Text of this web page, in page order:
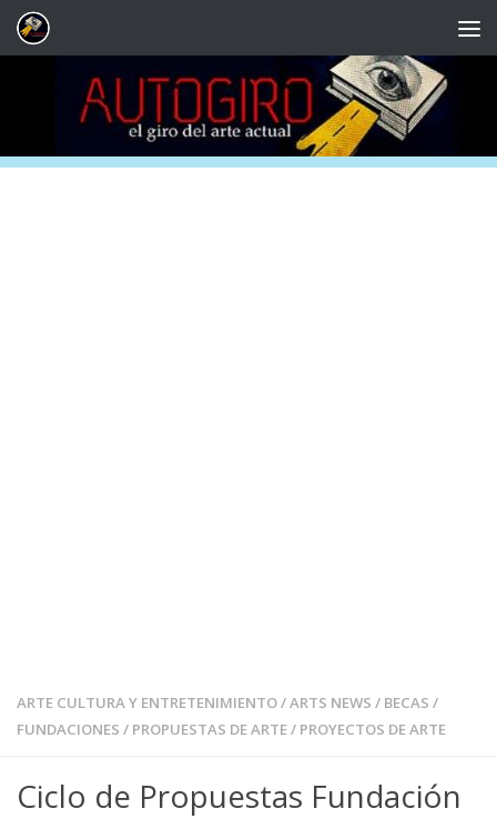
Saltar al contenido
ARTE CULTURA Y ENTRETENIMIENTO/ARTS NEWS / BECAS /
FUNDACIONES / PROPUESTAS DE ARTE/ PROYECTOS DE ARTE
Ciclo de Propuestas Fundación